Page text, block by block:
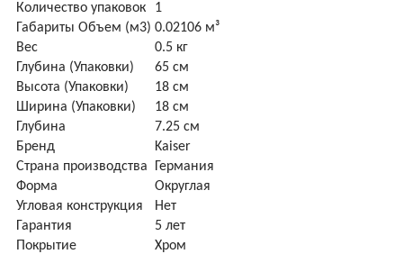
Количество упаковок
1
Габариты Объем (м3) 0.02106 м³
Вес
0.5 кг
Глубина (Упаковки)
65 см
Высота (Упаковки)
18 см
Ширина (Упаковки)
18 см
Глубина
7.25 см
Бренд
Kaiser
Страна производства
Германия
Форма
Округлая
Угловая конструкция
Нет
Гарантия
5 лет
Покрытие
Хром